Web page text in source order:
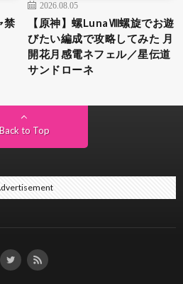
禁
2026.08.05
【原神】螺LunaⅧ螺旋でお遊
びたい編成で攻略してみた 月
開花月感電ネフェル／星伝道
サンドローネ
Back to Top